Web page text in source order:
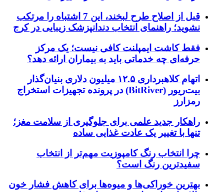
قبل از اصلاح طرح لبخند، این 7 اشتباه را مرتکب
نشوید؛ راهنمای انتخاب دندانپزشک زیبایی در کرج
فقط کاشت ایمپلنت کافی نیست؛ یک مرکز
حرفه‌ای چه خدماتی باید به بیماران ارائه دهد؟
اتهام کلاهبرداری ۱۲.۵ میلیون دلاری بنیان‌گذار
بیت‌ریور (BitRiver) در پرونده تجهیزات استخراج
رمزارز
راهکار جدید علمی برای جلوگیری از سلامت مغز؛
تنها با تغییر یک عادت غذایی ساده
چرا انتخاب رنگ کامپوزیت مهم‌تر از انتخاب
سفیدترین رنگ است؟
بهترین خوراکی‌ها و میوه‌ها برای کاهش فشار خون